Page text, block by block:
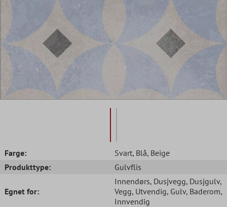
Farge: Svart, Blå, Beige
Produkttype:
Gulvflis
Egnet for:
Innendørs, Dusjvegg, Dusjgulv,
Vegg, Utvendig, Gulv, Baderom,
Innvendig